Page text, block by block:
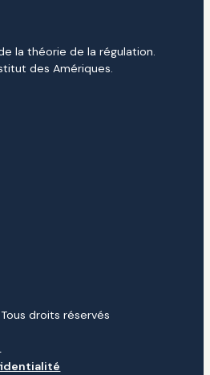
la théorie de la régulation.
des Amériques.
droits réservés